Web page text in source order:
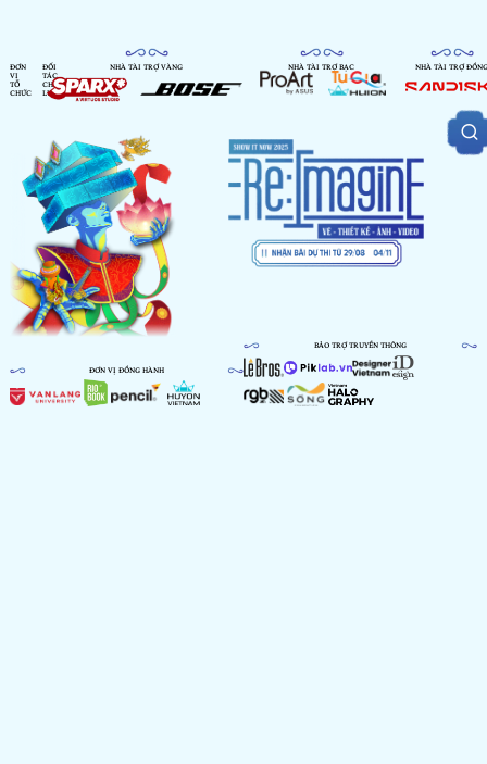
ĐƠN
VỊ
TỔ
CHỨC
ĐỐI
TÁC
CHIẾN
LƯỢC
NHÀ TÀI TRỢ VÀNG NHÀ TÀI TRỢ BẠC NHÀ TÀI TRỢ ĐỒNG
ĐƠN VỊ ĐỒNG HÀNH
BẢO TRỢ TRUYỀN THÔNG